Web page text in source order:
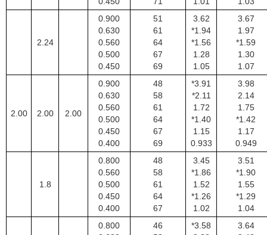
2.24
0.900
0.630
0.560
0.500
0.450
51
61
64
67
69
3.62
*1.94
*1.56
1.28
1.05
3.67
1.97
*1.59
1.30
1.07
2.00 2.00 2.00
0.900
0.630
0.560
0.500
0.450
0.400
48
58
61
64
67
69
*3.91
*2.11
1.72
*1.40
1.15
0.933
3.98
2.14
1.75
*1.42
1.17
0.949
1.8
0.800
0.560
0.500
0.450
0.400
48
58
61
64
67
3.45
*1.86
1.52
*1.26
1.02
3.51
*1.90
1.55
*1.29
1.04
0.800
46
*3.58
3.64